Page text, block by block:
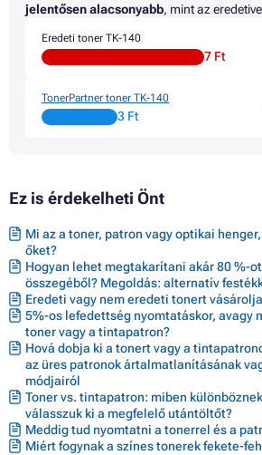
jelentősen alacsonyabb, mint az
Eredeti toner TK-140
7 Ft
TonerPartner toner TK-140
3 Ft
Ez is érdekelheti Önt
Mi az a toner, patron vagy optikai
őket?
Hogyan lehet megtakarítani akár 80 %-
összegéből? Megoldás: alternatív
Eredeti vagy nem eredeti tonert
5%-os lefedettség nyomtatáskor, avagy
toner vagy a tintapatron?
Hová dobja ki a tonert vagy a
az üres patronok ártalmatlanításának
módjairól
Toner vs. tintapatron: miben
válasszuk ki a megfelelő utántöltőt?
Meddig tud nyomtatni a tonerrel és a
Miért fogynak a színes tonerek fekete-